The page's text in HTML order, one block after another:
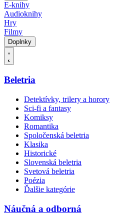
E-knihy
Audioknihy
Hry
Filmy
Doplnky
Beletria
Detektívky, trilery a horory
Sci-fi a fantasy
Komiksy
Romantika
Spoločenská beletria
Klasika
Historické
Slovenská beletria
Svetová beletria
Poézia
Ďalšie kategórie
Náučná a odborná